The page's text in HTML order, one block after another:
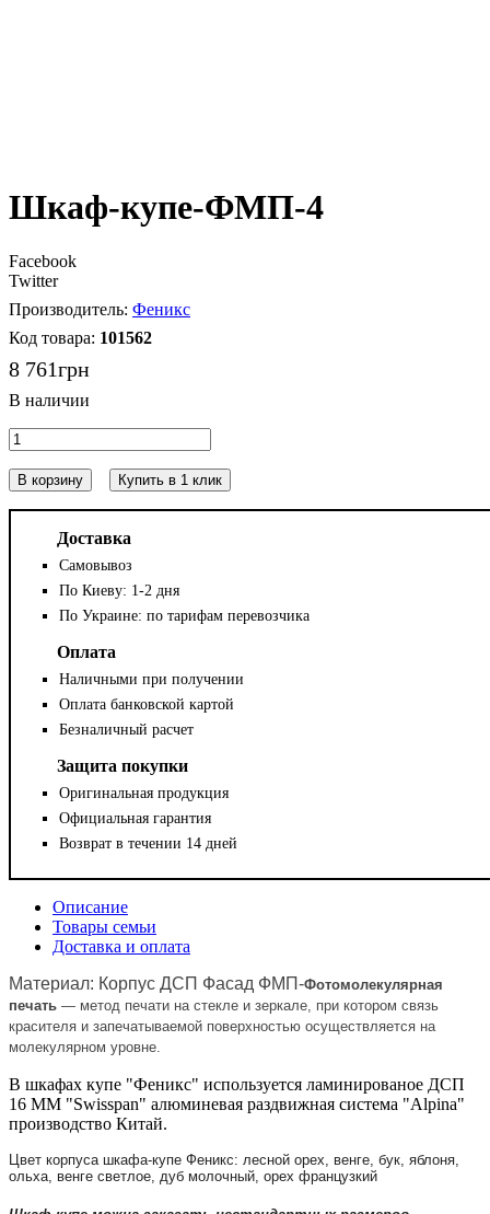
Шкаф-купе-ФМП-4
Facebook
Twitter
Феникс
101562
8 761грн
В корзину Купить в 1 клик
Доставка
Самовывоз
По Киеву: 1-2 дня
По Украине: по тарифам перевозчика
Оплата
Наличными при получении
Оплата банковской картой
Безналичный расчет
Защита покупки
Оригинальная продукция
Официальная гарантия
Возврат в течении 14 дней
Описание
Товары семьи
Доставка и оплата
Материал: Корпус ДСП Фасад ФМП-Фотомолекулярная
печать — метод печати на стекле и зеркале, при котором связь
красителя и запечатываемой поверхностью осуществляется на
молекулярном уровне.
В шкафах купе "Феникс" используется ламинированое ДСП
16 ММ "Swisspan" алюминевая раздвижная система "Alpina"
производство Китай.
Цвет корпуса шкафа-купе Феникс: лесной орех, венге, бук, яблоня,
ольха, венге светлое, дуб молочный, орех французкий